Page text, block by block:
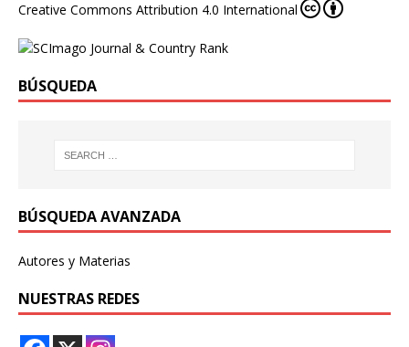
Creative Commons Attribution 4.0 International
BÚSQUEDA
BÚSQUEDA AVANZADA
Autores y Materias
NUESTRAS REDES